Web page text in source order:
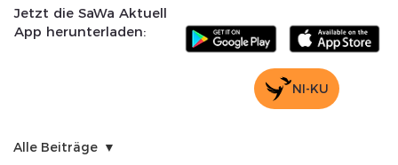
Jetzt die SaWa Aktuell
App herunterladen:
NI-KU
Alle Beiträge